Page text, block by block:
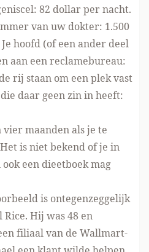
82 dollar per nacht.
van uw dokter: 1.500
hoofd (of een ander deel
aan een reclamebureau:
rij staan om een plek vast
daar geen zin in heeft:
maanden als je te
is niet bekend of je in
een dieetboek mag
is ontegenzeggelijk
Hij was 48 en
filiaal van de Wallmart-